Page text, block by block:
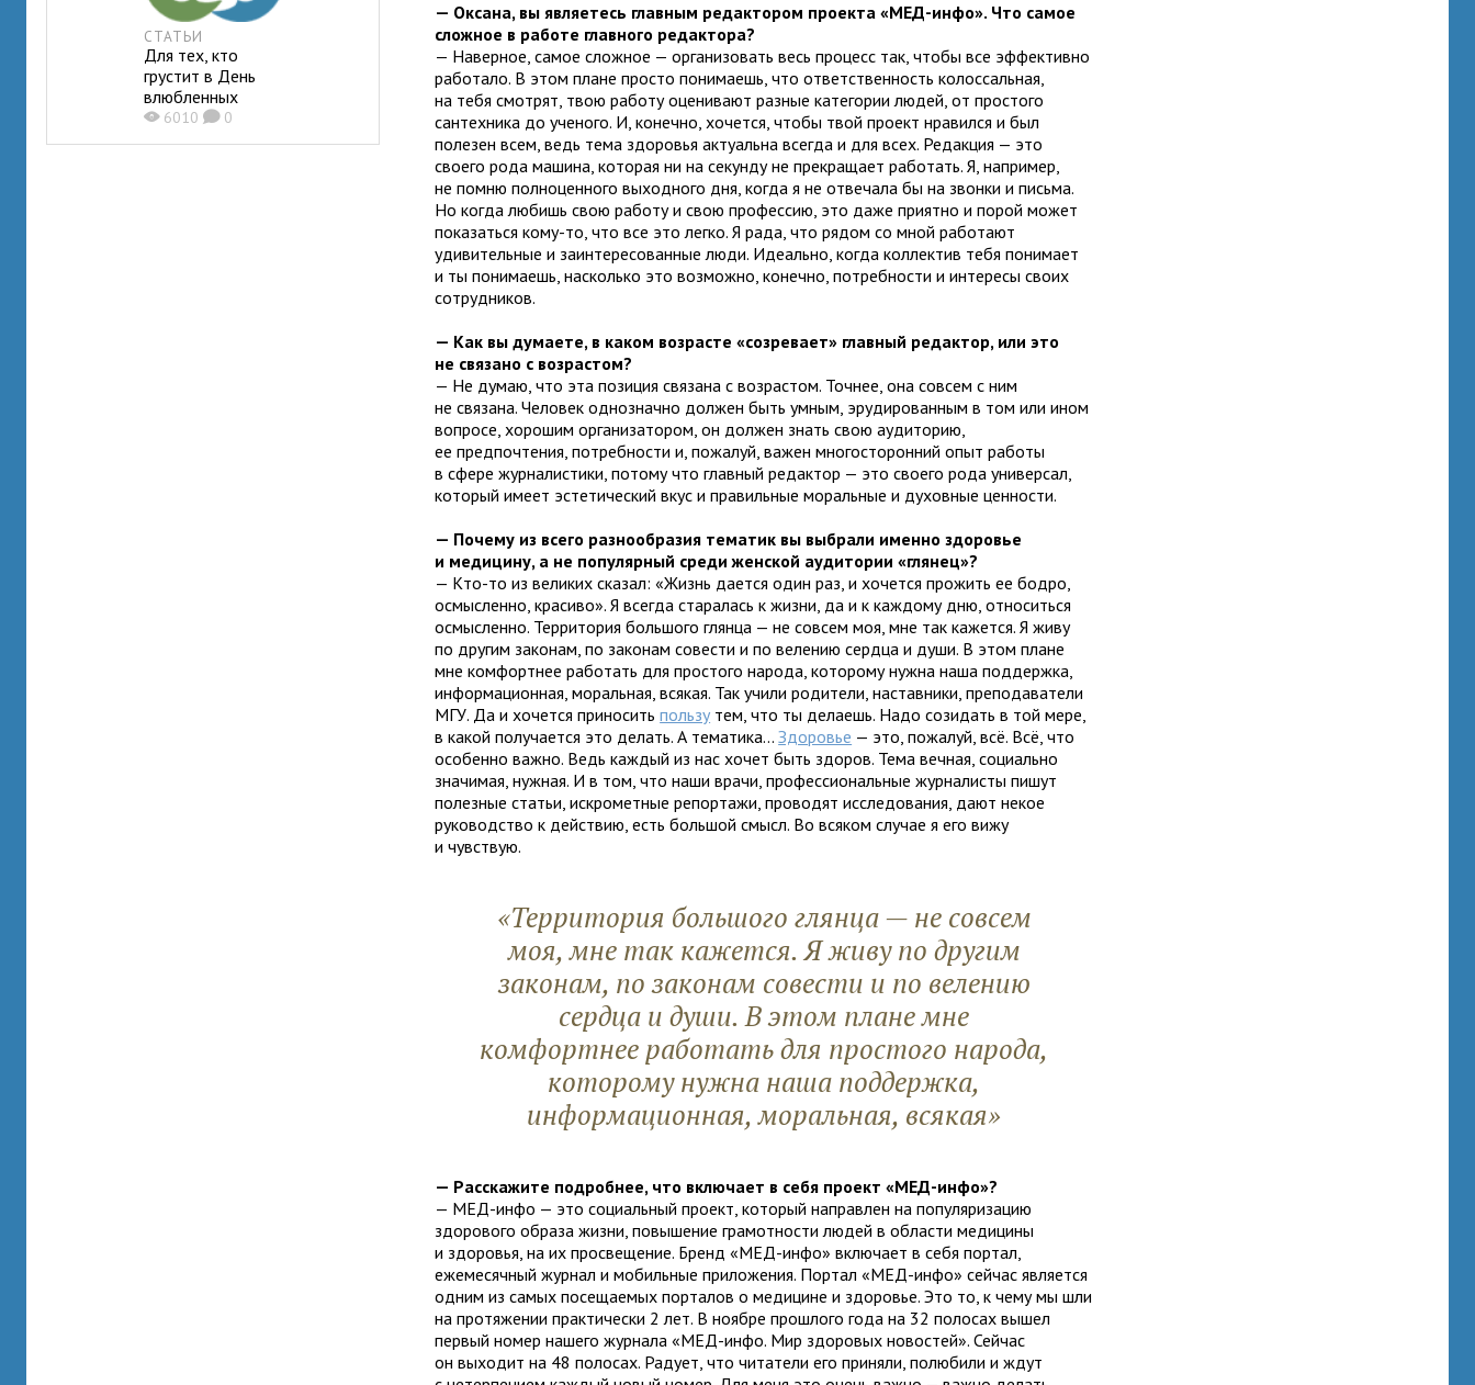
СТАТЬИ
Для тех, кто
грустит в День
влюбленных
X6010 K0
— Оксана, вы являетесь главным редактором проекта «МЕД-инфо». Что самое
сложное в работе главного редактора?
— Наверное, самое сложное — организовать весь процесс так, чтобы все эффективно
работало. В этом плане просто понимаешь, что ответственность колоссальная,
на тебя смотрят, твою работу оценивают разные категории людей, от простого
сантехника до ученого. И, конечно, хочется, чтобы твой проект нравился и был
полезен всем, ведь тема здоровья актуальна всегда и для всех. Редакция — это
своего рода машина, которая ни на секунду не прекращает работать. Я, например,
не помню полноценного выходного дня, когда я не отвечала бы на звонки и письма.
Но когда любишь свою работу и свою профессию, это даже приятно и порой может
показаться кому-то, что все это легко. Я рада, что рядом со мной работают
удивительные и заинтересованные люди. Идеально, когда коллектив тебя понимает
и ты понимаешь, насколько это возможно, конечно, потребности и интересы своих
сотрудников.
— Как вы думаете, в каком возрасте «созревает» главный редактор, или это
не связано с возрастом?
— Не думаю, что эта позиция связана с возрастом. Точнее, она совсем с ним
не связана. Человек однозначно должен быть умным, эрудированным в том или ином
вопросе, хорошим организатором, он должен знать свою аудиторию,
ее предпочтения, потребности и, пожалуй, важен многосторонний опыт работы
в сфере журналистики, потому что главный редактор — это своего рода универсал,
который имеет эстетический вкус и правильные моральные и духовные ценности.
— Почему из всего разнообразия тематик вы выбрали именно здоровье
и медицину, а не популярный среди женской аудитории «глянец»?
— Кто-то из великих сказал: «Жизнь дается один раз, и хочется прожить ее бодро,
осмысленно, красиво». Я всегда старалась к жизни, да и к каждому дню, относиться
осмысленно. Территория большого глянца — не совсем моя, мне так кажется. Я живу
по другим законам, по законам совести и по велению сердца и души. В этом плане
мне комфортнее работать для простого народа, которому нужна наша поддержка,
информационная, моральная, всякая. Так учили родители, наставники, преподаватели
МГУ. Да и хочется приноситьпользу тем, что ты делаешь. Надо созидать в той мере,
в какой получается это делать. А тематика...Здоровье — это, пожалуй, всё. Всё, что
особенно важно. Ведь каждый из нас хочет быть здоров. Тема вечная, социально
значимая, нужная. И в том, что наши врачи, профессиональные журналисты пишут
полезные статьи, искрометные репортажи, проводят исследования, дают некое
руководство к действию, есть большой смысл. Во всяком случае я его вижу
и чувствую.
«Территория большого глянца — не совсем
моя, мне так кажется. Я живу по другим
законам, по законам совести и по велению
сердца и души. В этом плане мне
комфортнее работать для простого народа,
которому нужна наша поддержка,
информационная, моральная, всякая»
— Расскажите подробнее, что включает в себя проект «МЕД-инфо»?
— МЕД-инфо — это социальный проект, который направлен на популяризацию
здорового образа жизни, повышение грамотности людей в области медицины
и здоровья, на их просвещение. Бренд «МЕД-инфо» включает в себя портал,
ежемесячный журнал и мобильные приложения. Портал «МЕД-инфо» сейчас является
одним из самых посещаемых порталов о медицине и здоровье. Это то, к чему мы шли
на протяжении практически 2 лет. В ноябре прошлого года на 32 полосах вышел
первый номер нашего журнала «МЕД-инфо. Мир здоровых новостей». Сейчас
он выходит на 48 полосах. Радует, что читатели его приняли, полюбили и ждут